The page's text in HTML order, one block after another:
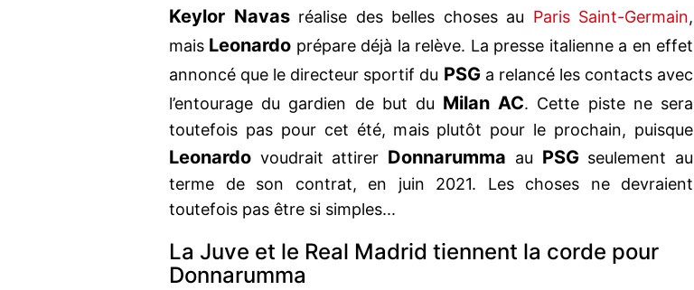
Keylor Navasréalise des belles choses au Paris Saint-Germain,
mais Leonardo prépare déjà la relève. La presse italienne a en effet
annoncé que le directeur sportif du PSGa relancé les contacts avec
l’entourage du gardien de but du Milan AC. Cette piste ne sera
toutefois pas pour cet été, mais plutôt pour le prochain, puisque
Leonardo voudrait attirer Donnarumma au PSGseulement au
terme de son contrat, en juin 2021. Les choses ne devraient
toutefois pas être si simples...
La Juve et le Real Madrid tiennent la corde pour
Donnarumma